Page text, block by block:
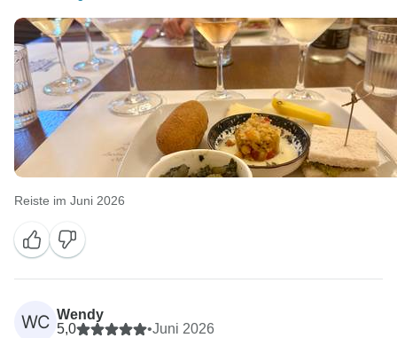
Reiste im Juni 2026
WC Wendy
5,0
•Juni 2026